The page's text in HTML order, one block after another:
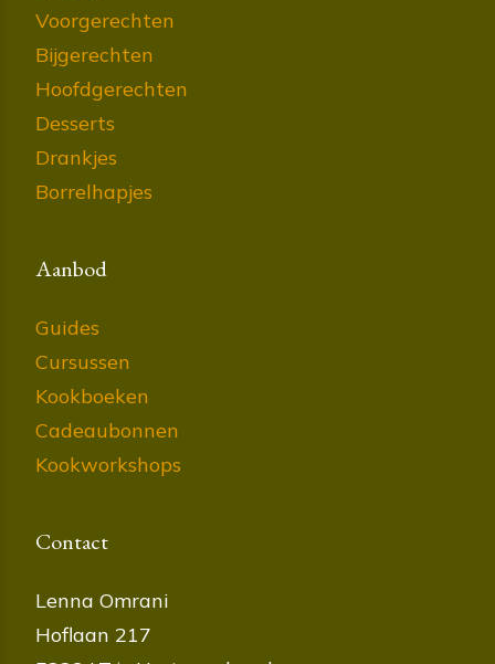
Voorgerechten
Bijgerechten
Hoofdgerechten
Desserts
Drankjes
Borrelhapjes
Aanbod
Guides
Cursussen
Kookboeken
Cadeaubonnen
Kookworkshops
Contact
Lenna Omrani
Hoflaan 217